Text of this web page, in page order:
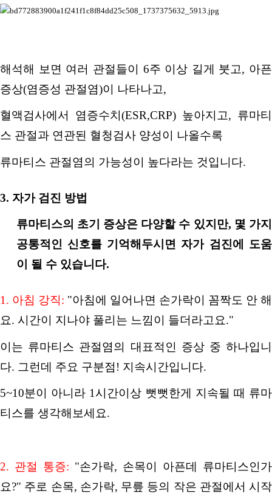
해석해 보면 여러 관절들이 6주 이상 길게 붓고, 아픈
증상(염증성 관절염)이 나타나고,
혈액검사에서 염증수치 (ESR,CRP) 높아지고, 류마티
스 관절과 연관된 혈청검사 양성이 나올수록
류마티스 관절염의 가능성이 높다라는 것입니다.
3. 자가 검진 방법
류마티스의 초기 증상은 다양할 수 있지만, 몇 가지
공통적인 신호를 기억해두시면 자가 검진에 도움
이 될 수 있습니다.
1. 아침 강직: "아침에 일어나면 손가락이 꼼짝도 안 해
요. 시간이 지나야 풀리는 느낌이 들더라고요."
이는 류마티스 관절염의 대표적인 증상 중 하나입니
다. 그런데 주요 구분점 ! 지속시간입니다.
5~10분이 아니라 1시간이상 뻣뻣한게 지속될 때 류마
티스를 생각해보세요.
2. 관절 통증: "손가락, 손목이 아픈데 류마티스인가
요?" 주로 손목, 손가락, 무릎 등의 작은 관절에서 시작